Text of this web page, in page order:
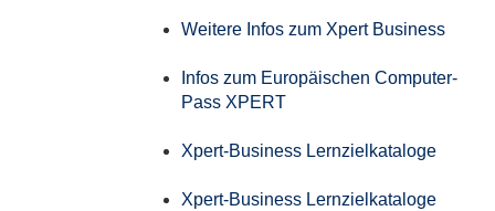
Weitere Infos zum Xpert Business
Infos zum Europäischen Computer-
Pass XPERT
Xpert-Business Lernzielkataloge
Xpert-Business Lernzielkataloge